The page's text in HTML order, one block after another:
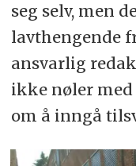
seg selv, men
lavthengende
ansvarlig
ikke nøler med
om å inngå